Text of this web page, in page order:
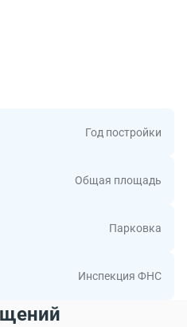
в районе бизнес-центра
в БЦ Московский
Если Вы
Московский Инженерный
Год постройки
Общая площадь
Парковка
Инспекция ФНС